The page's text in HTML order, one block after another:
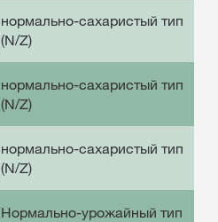
нормально-сахаристый тип
(N/Z)
нормально-сахаристый тип
(N/Z)
нормально-сахаристый тип
(N/Z)
Нормально-урожайный тип